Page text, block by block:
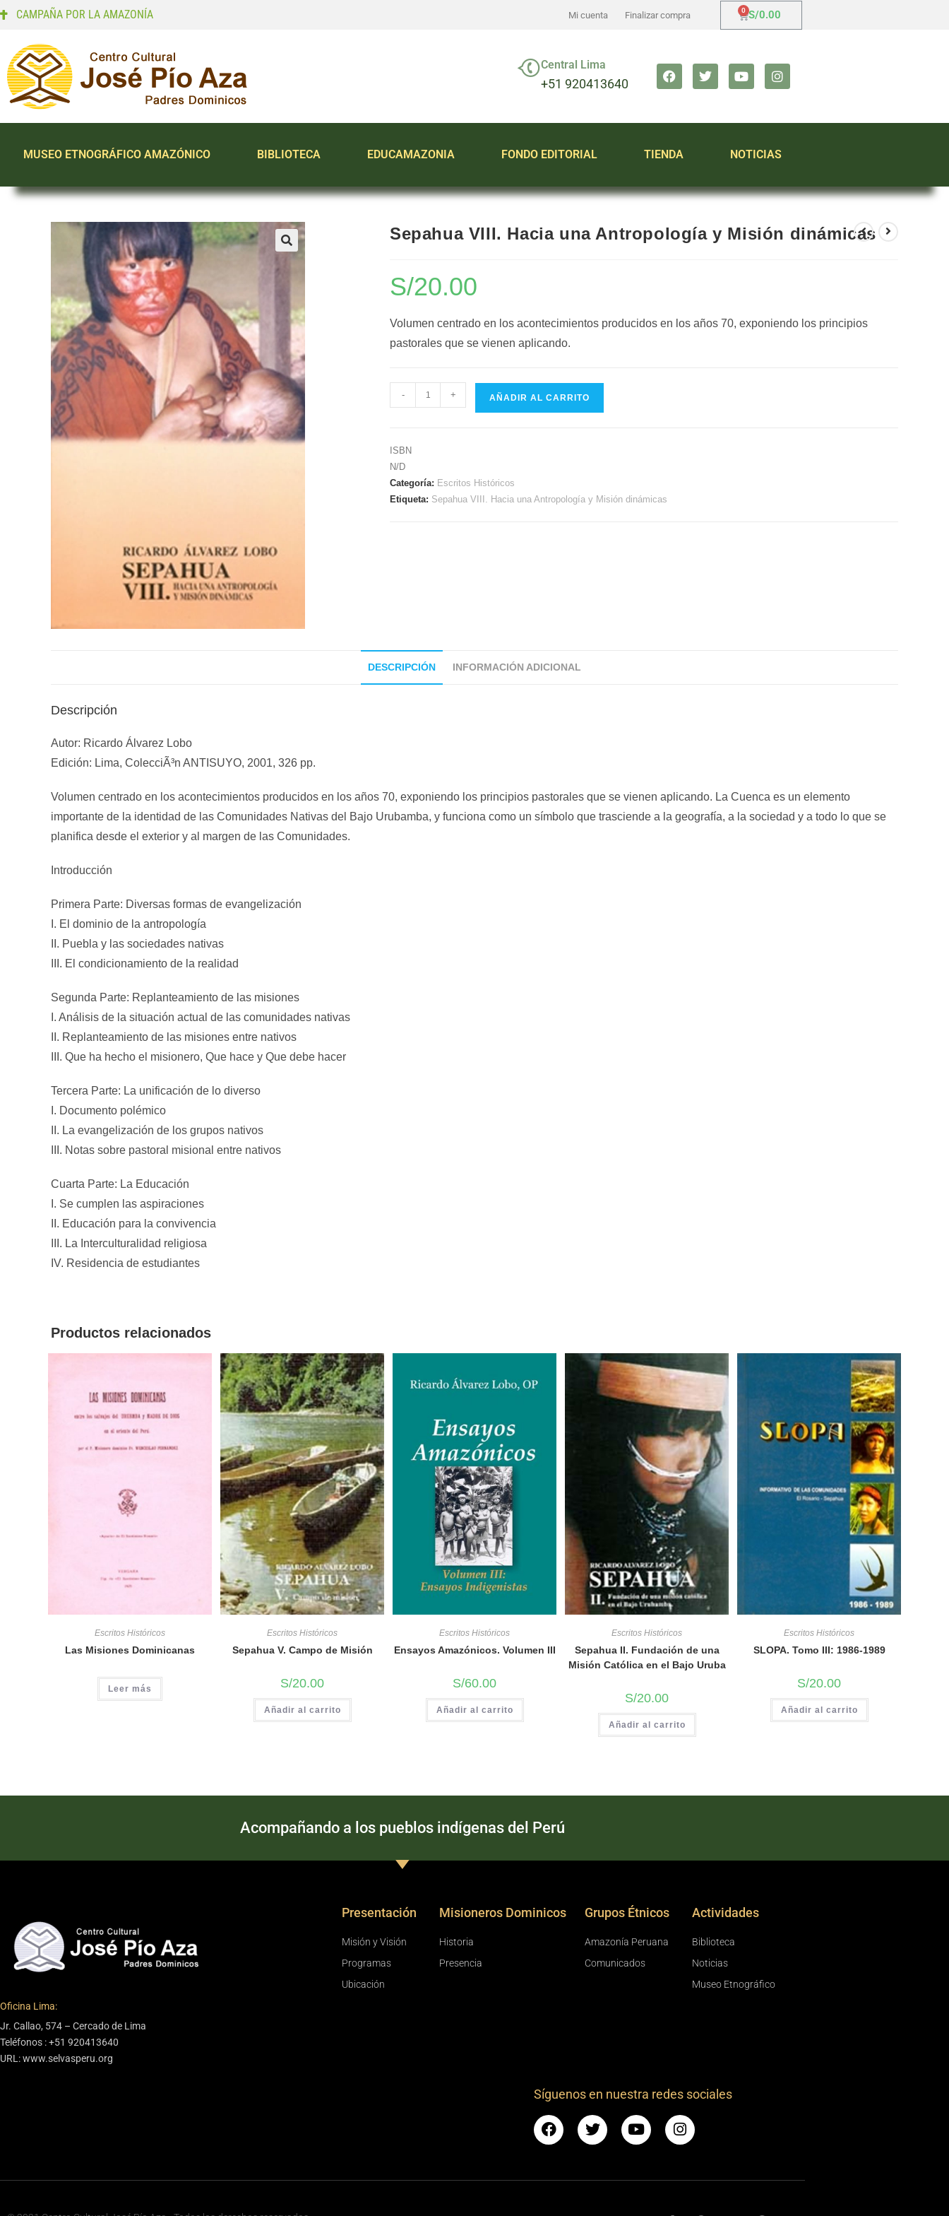
CAMPAÑA POR LA AMAZONÍA Mi cuenta Finalizar compra S/0.00
Central Lima
+51 920413640
MUSEO ETNOGRÁFICO AMAZÓNICO BIBLIOTECA EDUCAMAZONIA FONDO EDITORIAL TIENDA NOTICIAS
Sepahua VIII. Hacia una Antropología y Misión dinámicas
S/20.00
Volumen centrado en los acontecimientos producidos en los años 70, exponiendo los principios
pastorales que se vienen aplicando.
- + AÑADIR AL CARRITO
ISBN
N/D
Categoría: Escritos Históricos
Etiqueta: Sepahua VIII. Hacia una Antropología y Misión dinámicas
DESCRIPCIÓN INFORMACIÓN ADICIONAL
Descripción
Autor: Ricardo Álvarez Lobo
Edición: Lima, ColecciÃ³n ANTISUYO, 2001, 326 pp.
Volumen centrado en los acontecimientos producidos en los años 70, exponiendo los principios pastorales que se vienen aplicando. La Cuenca es un elemento
importante de la identidad de las Comunidades Nativas del Bajo Urubamba, y funciona como un símbolo que trasciende a la geografía, a la sociedad y a todo lo que se
planifica desde el exterior y al margen de las Comunidades.
Introducción
Primera Parte: Diversas formas de evangelización
I. El dominio de la antropologí­a
II. Puebla y las sociedades nativas
III. El condicionamiento de la realidad
Segunda Parte: Replanteamiento de las misiones
I. Análisis de la situación actual de las comunidades nativas
II. Replanteamiento de las misiones entre nativos
III. Que ha hecho el misionero, Que hace y Que debe hacer
Tercera Parte: La unificación de lo diverso
I. Documento polémico
II. La evangelización de los grupos nativos
III. Notas sobre pastoral misional entre nativos
Cuarta Parte: La Educación
I. Se cumplen las aspiraciones
II. Educación para la convivencia
III. La Interculturalidad religiosa
IV. Residencia de estudiantes
Productos relacionados
Escritos Históricos
Las Misiones Dominicanas
Leer más
Escritos Históricos
Sepahua V. Campo de Misión
S/20.00
Añadir al carrito
Escritos Históricos
Ensayos Amazónicos. Volumen III
S/60.00
Añadir al carrito
Escritos Históricos
Sepahua II. Fundación de una
Misión Católica en el Bajo Uruba
S/20.00
Añadir al carrito
Escritos Históricos
SLOPA. Tomo III: 1986-1989
S/20.00
Añadir al carrito
Acompañando a los pueblos indígenas del Perú
Oficina Lima:
Jr. Callao, 574 – Cercado de Lima
Teléfonos : +51 920413640
URL: www.selvasperu.org
Presentación
Misión y Visión
Programas
Ubicación
Misioneros Dominicos
Historia
Presencia
Grupos Étnicos
Amazonía Peruana
Comunicados
Actividades
Biblioteca
Noticias
Museo Etnográfico
Síguenos en nuestra redes sociales